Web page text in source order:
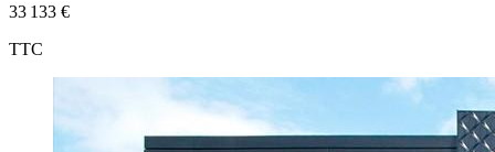
33 133 €
TTC